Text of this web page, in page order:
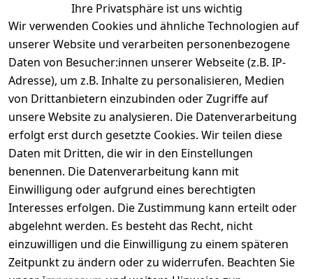
Kundenbewertungen
Durchschnittliche Bewertung
0
Basierend auf 0 Bewertung(en)
Bewertung abgeben
5
( 0 )
4
( 0 )
3
( 0 )
2
( 0 )
1
( 0 )
Es hat noch niemand eine Bewertung für diesen
Ihre Privatsphäre ist uns wichtig
Wir verwenden Cookies und ähnliche Technologien auf
unserer Website und verarbeiten personenbezogene
Daten von Besucher:innen unserer Webseite (z.B. IP-
Adresse), um z.B. Inhalte zu personalisieren, Medien
von Drittanbietern einzubinden oder Zugriffe auf
unsere Website zu analysieren. Die Datenverarbeitung
erfolgt erst durch gesetzte Cookies. Wir teilen diese
Daten mit Dritten, die wir in den Einstellungen
benennen. Die Datenverarbeitung kann mit
Einwilligung oder aufgrund eines berechtigten
Interesses erfolgen. Die Zustimmung kann erteilt oder
abgelehnt werden. Es besteht das Recht, nicht
einzuwilligen und die Einwilligung zu einem späteren
Zeitpunkt zu ändern oder zu widerrufen. Beachten Sie